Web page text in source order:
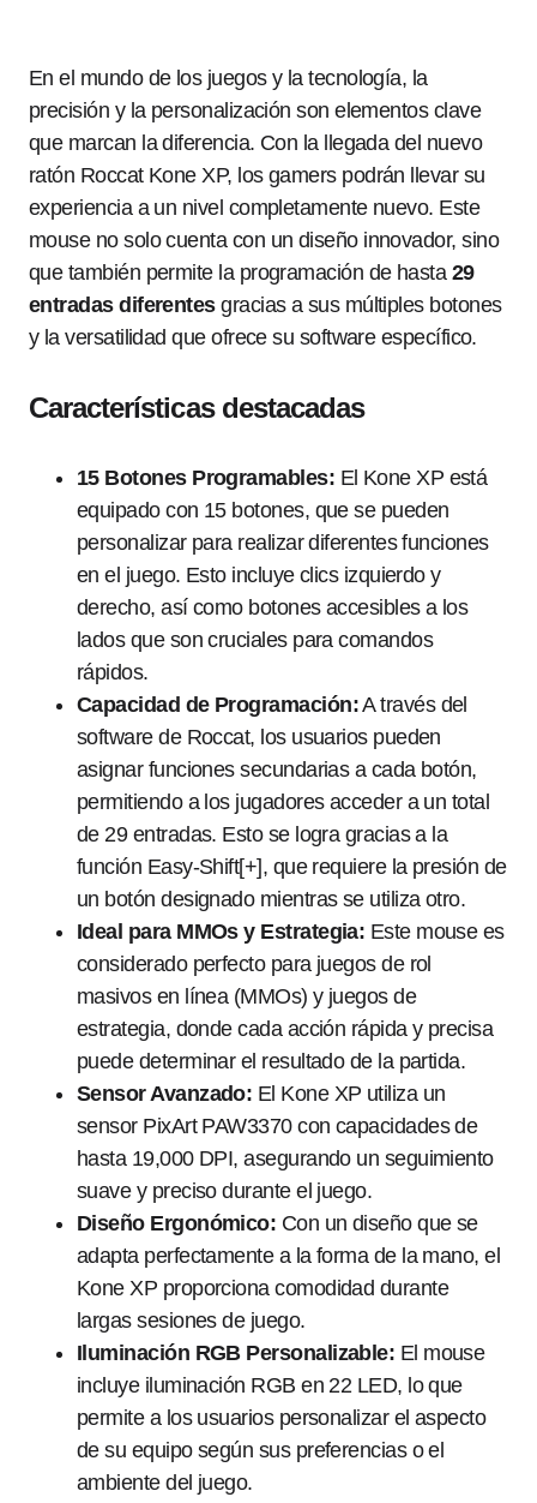
En el mundo de los juegos y la tecnología, la
precisión y la personalización son elementos clave
que marcan la diferencia. Con la llegada del nuevo
ratón Roccat Kone XP, los gamers podrán llevar su
experiencia a un nivel completamente nuevo. Este
mouse no solo cuenta con un diseño innovador, sino
que también permite la programación de hasta 29
entradas diferentesgracias a sus múltiples botones
y la versatilidad que ofrece su software específico.
Características destacadas
15 Botones Programables: El Kone XP está
equipado con 15 botones, que se pueden
personalizar para realizar diferentes funciones
en el juego. Esto incluye clics izquierdo y
derecho, así como botones accesibles a los
lados que son cruciales para comandos
rápidos.
Capacidad de Programación:A través del
software de Roccat, los usuarios pueden
asignar funciones secundarias a cada botón,
permitiendo a los jugadores acceder a un total
de 29 entradas. Esto se logra gracias a la
función Easy-Shift[+], que requiere la presión de
un botón designado mientras se utiliza otro.
Ideal para MMOs y Estrategia: Este mouse es
considerado perfecto para juegos de rol
masivos en línea (MMOs) y juegos de
estrategia, donde cada acción rápida y precisa
puede determinar el resultado de la partida.
Sensor Avanzado: El Kone XP utiliza un
sensor PixArt PAW3370 con capacidades de
hasta 19,000 DPI, asegurando un seguimiento
suave y preciso durante el juego.
Diseño Ergonómico: Con un diseño que se
adapta perfectamente a la forma de la mano, el
Kone XP proporciona comodidad durante
largas sesiones de juego.
Iluminación RGB Personalizable: El mouse
incluye iluminación RGB en 22 LED, lo que
permite a los usuarios personalizar el aspecto
de su equipo según sus preferencias o el
ambiente del juego.